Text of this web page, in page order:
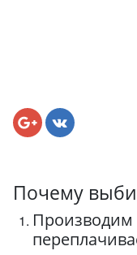
Почему